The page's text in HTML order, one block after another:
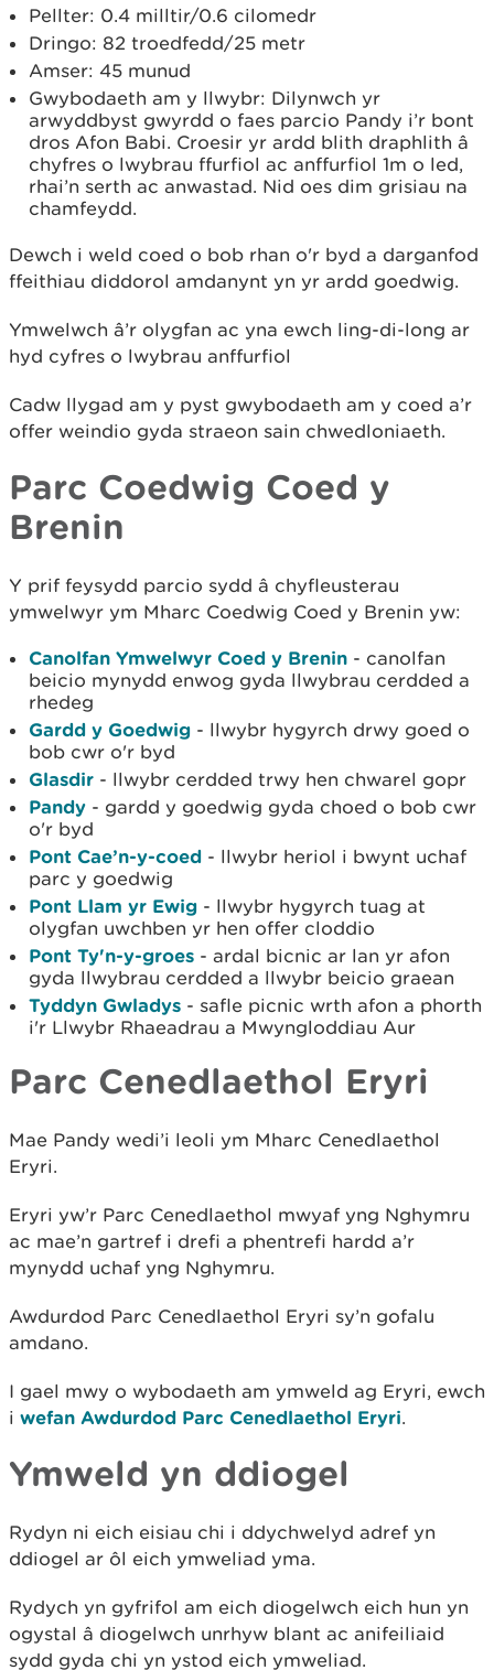
Pellter: 0.4 milltir/0.6 cilomedr
Dringo: 82 troedfedd/25 metr
Amser: 45 munud
Gwybodaeth am y llwybr: Dilynwch yr
arwyddbyst gwyrdd o faes parcio Pandy i’r bont
dros Afon Babi. Croesir yr ardd blith draphlith â
chyfres o lwybrau ffurfiol ac anffurfiol 1m o led,
rhai’n serth ac anwastad. Nid oes dim grisiau na
chamfeydd.
Dewch i weld coed o bob rhan o'r byd a darganfod
ffeithiau diddorol amdanynt yn yr ardd goedwig.
Ymwelwch â’r olygfan ac yna ewch ling-di-long ar
hyd cyfres o lwybrau anffurfiol
Cadw llygad am y pyst gwybodaeth am y coed a’r
offer weindio gyda straeon sain chwedloniaeth.
Parc Coedwig Coed y
Brenin
Y prif feysydd parcio sydd â chyfleusterau
ymwelwyr ym Mharc Coedwig Coed y Brenin yw:
Canolfan Ymwelwyr Coed y Brenin - canolfan
beicio mynydd enwog gyda llwybrau cerdded a
rhedeg
Gardd y Goedwig - llwybr hygyrch drwy goed o
bob cwr o'r byd
Glasdir - llwybr cerdded trwy hen chwarel gopr
Pandy - gardd y goedwig gyda choed o bob cwr
o'r byd
Pont Cae’n-y-coed - llwybr heriol i bwynt uchaf
parc y goedwig
Pont Llam yr Ewig - llwybr hygyrch tuag at
olygfan uwchben yr hen offer cloddio
Pont Ty'n-y-groes - ardal bicnic ar lan yr afon
gyda llwybrau cerdded a llwybr beicio graean
Tyddyn Gwladys - safle picnic wrth afon a phorth
i'r Llwybr Rhaeadrau a Mwyngloddiau Aur
Parc Cenedlaethol Eryri
Mae Pandy wedi’i leoli ym Mharc Cenedlaethol
Eryri.
Eryri yw’r Parc Cenedlaethol mwyaf yng Nghymru
ac mae’n gartref i drefi a phentrefi hardd a’r
mynydd uchaf yng Nghymru.
Awdurdod Parc Cenedlaethol Eryri sy’n gofalu
amdano.
I gael mwy o wybodaeth am ymweld ag Eryri, ewch
i wefan Awdurdod Parc Cenedlaethol Eryri.
Ymweld yn ddiogel
Rydyn ni eich eisiau chi i ddychwelyd adref yn
ddiogel ar ôl eich ymweliad yma.
Rydych yn gyfrifol am eich diogelwch eich hun yn
ogystal â diogelwch unrhyw blant ac anifeiliaid
sydd gyda chi yn ystod eich ymweliad.